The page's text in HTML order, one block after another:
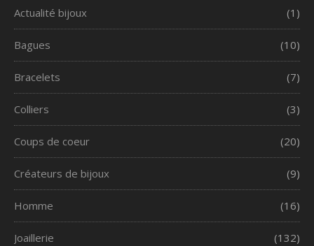
Actualité bijoux (1)
Bagues (10)
Bracelets (7)
Colliers (3)
Coups de coeur (20)
Créateurs de bijoux (9)
Homme (16)
Joaillerie (132)